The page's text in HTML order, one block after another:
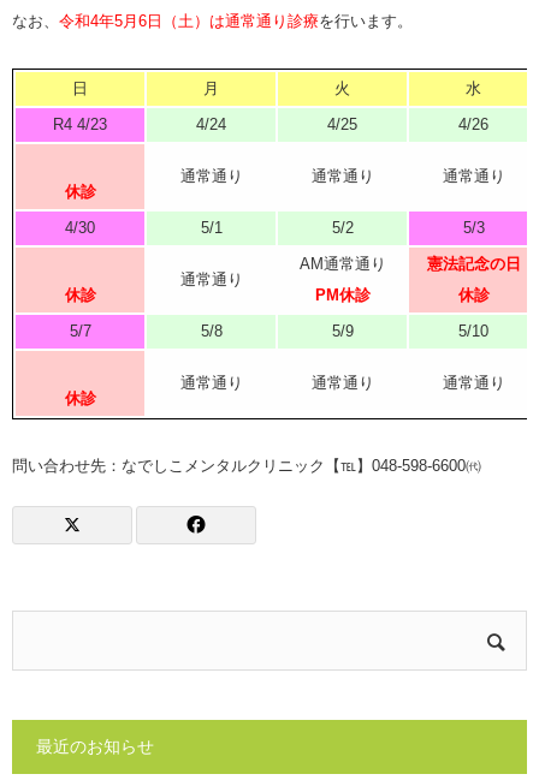
なお、 令和4年5月6日（土）は通常通り診療を行います。
日 月 火
水
R4 4/23
4/24 4/25 4/26
休診
通常通り 通常通り 通常通り
4/30 5/1 5/2 5/3
休診
通常通り
AM通常通り
PM休診
憲法記念の日
休診
5/7
5/8 5/9 5/10
休診
通常通り 通常通り 通常通り
問い合わせ先：なでしこメンタルクリニック【℡】048-598-6600㈹
最近のお知らせ